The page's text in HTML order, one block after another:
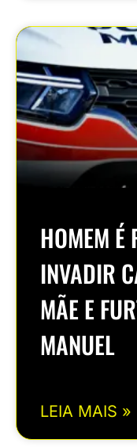
HOMEM É
INVADIR
MÃE E
MANUEL
LEIA MAIS »